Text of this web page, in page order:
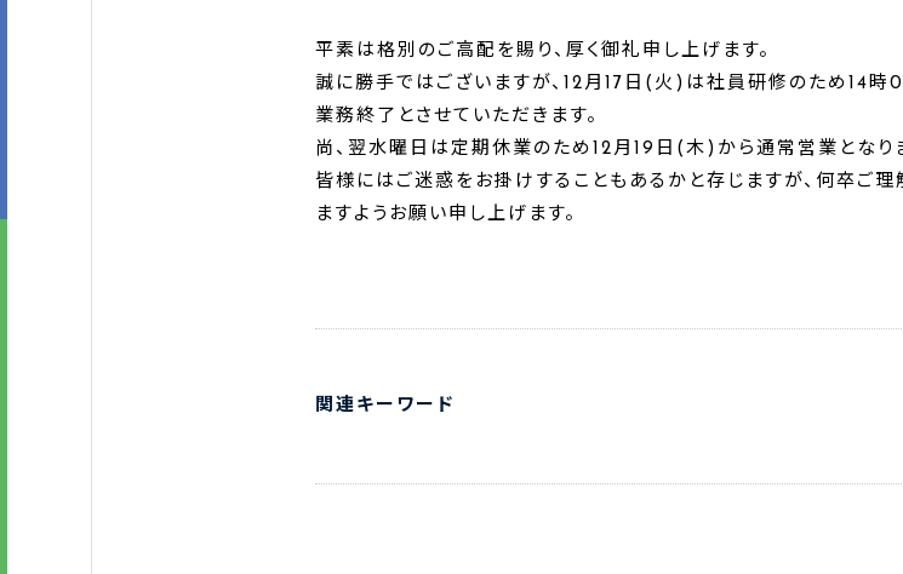
平素は格別のご高配を賜り、厚く御礼申し上げます。
誠に勝手ではございますが、12月17日(火)は社員研修のため14時
業務終了とさせていただきます。
尚、翌水曜日は定期休業のため12月19日(木)から通常営業となりま
皆様にはご迷惑をお掛けすることもあるかと存じますが、何卒ご理
ますようお願い申し上げます。
関連キーワード